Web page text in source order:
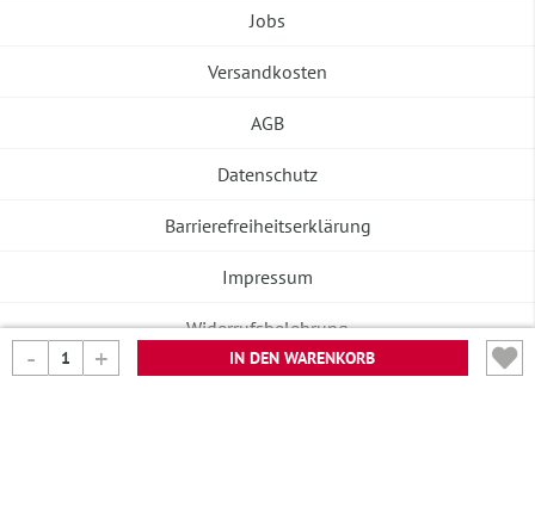
IN DEN WARENKORB
Jobs
Versandkosten
AGB
Datenschutz
Barrierefreiheitserklärung
Impressum
Widerrufsbelehrung
Vertrag widerrufen